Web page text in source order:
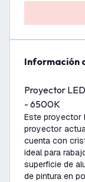
información
Proyector
- 6500K
Este proyector
proyector
cuenta con
ideal para
superficie de
de pintura en